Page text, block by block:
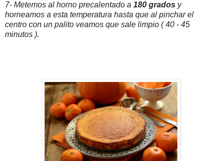
7- Metemos al horno precalentado a 180 grados y
horneamos a esta temperatura hasta que al pinchar el
centro con un palito veamos que sale limpio ( 40 - 45
minutos ).